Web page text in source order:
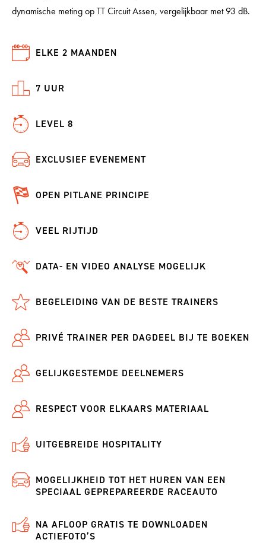
dynamische meting op TT Circuit Assen, vergelijkbaar met 93 dB.
ELKE 2 MAANDEN
7 UUR
LEVEL 8
EXCLUSIEF EVENEMENT
OPEN PITLANE PRINCIPE
VEEL RIJTIJD
DATA- EN VIDEO ANALYSE MOGELIJK
BEGELEIDING VAN DE BESTE TRAINERS
PRIVÉ TRAINER PER DAGDEEL BIJ TE BOEKEN
GELIJKGESTEMDE DEELNEMERS
RESPECT VOOR ELKAARS MATERIAAL
UITGEBREIDE HOSPITALITY
MOGELIJKHEID TOT HET HUREN VAN EEN
SPECIAAL GEPREPAREERDE RACEAUTO
NA AFLOOP GRATIS TE DOWNLOADEN
ACTIEFOTO’S